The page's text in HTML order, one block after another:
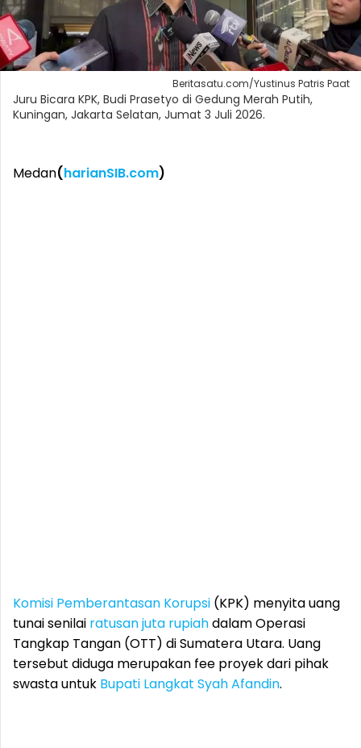
Beritasatu.com/Yustinus Patris Paat
Juru Bicara KPK, Budi Prasetyo di Gedung Merah Putih,
Kuningan, Jakarta Selatan, Jumat 3 Juli 2026.
Medan(harianSIB.com)
Komisi Pemberantasan Korupsi (KPK) menyita uang
tunai senilai ratusan juta rupiahdalam Operasi
Tangkap Tangan (OTT) di Sumatera Utara. Uang
tersebut diduga merupakan fee proyek dari pihak
swasta untuk Bupati Langkat Syah Afandin.